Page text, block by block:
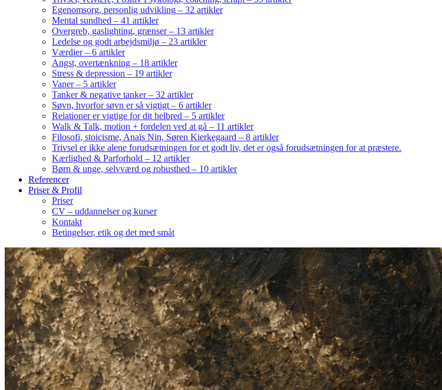
Egenomsorg, personlig udvikling – 32 artikler
Mental sundhed – 41 artikler
Overgreb, gaslighting, grænser – 13 artikler
Ledelse og godt arbejdsmiljø – 23 artikler
Værdier – 6 artikler
Angst, overtænkning – 18 artikler
Stress & depression – 19 artikler
Vaner – 5 artikler
Tanker & negative tanker – 32 artikler
Søvn, hvorfor søvn er så vigtigt – 6 artikler
Relationer er vigtige for dit helbred – 5 artikler
Walk & Talk, motion + fordelen ved at gå – 11 artikler
Filosofi, stoicisme, Anaïs Nin, Søren Kierkegaard – 8 artikler
Trivsel er ikke alene forudsætningen for et godt liv, det er også forudsætningen for at præstere.
Kærlighed & Parforhold – 12 artikler
Børn & unge, selvværd og robusthed – 10 artikler
Referencer
Priser & Profil
Priser
CV – uddannelser og kurser
Kontakt
Betingelser, etik og det med småt